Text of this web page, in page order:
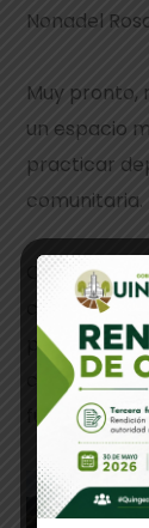
Nonadel
Muy pronto,
un espacio
practicar
comunitaria.
Cada obra
progreso y
futuro